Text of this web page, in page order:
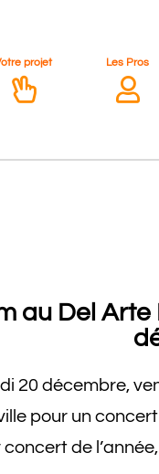
projet Les Pros
au Del
20 décembre,
pour un
de